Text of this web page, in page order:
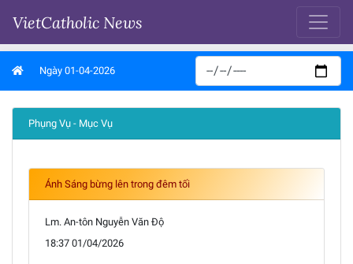
VietCatholic News
Ngày 01-04-2026
Phụng Vụ - Mục Vụ
Ánh Sáng bừng lên trong đêm tối
Lm. An-tôn Nguyễn Văn Độ
18:37 01/04/2026